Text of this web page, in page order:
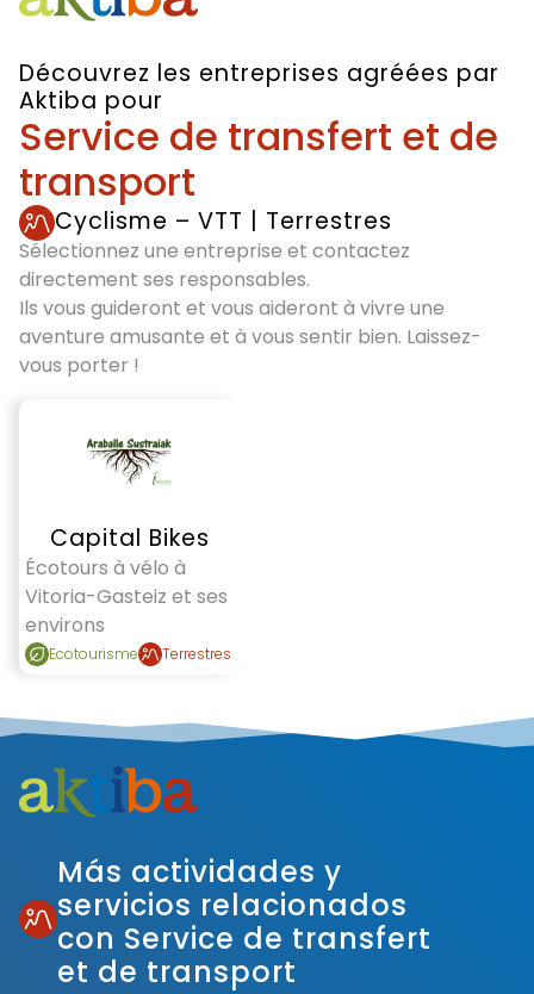
Découvrez les entreprises agréées par
Aktiba pour
Service de transfert et de
transport
Cyclisme – VTT | Terrestres
Sélectionnez une entreprise et contactez
directement ses responsables.
Ils vous guideront et vous aideront à vivre une
aventure amusante et à vous sentir bien. Laissez-
vous porter !
Capital Bikes
Écotours à vélo à
Vitoria-Gasteiz et ses
environs
Ecotourisme Terrestres
Más actividades y
servicios relacionados
con Service de transfert
et de transport